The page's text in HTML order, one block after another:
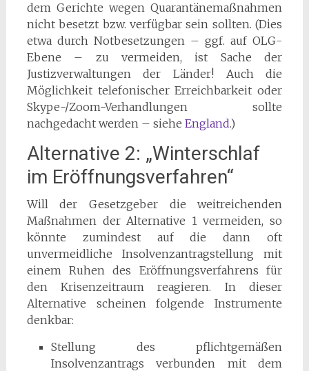
dem Gerichte wegen Quarantänemaßnahmen
nicht besetzt bzw. verfügbar sein sollten. (Dies
etwa durch Notbesetzungen – ggf. auf OLG-
Ebene – zu vermeiden, ist Sache der
Justizverwaltungen der Länder! Auch die
Möglichkeit telefonischer Erreichbarkeit oder
Skype-/Zoom-Verhandlungen sollte
nachgedacht werden – siehe England.)
Alternative 2: „Winterschlaf
im Eröffnungsverfahren“
Will der Gesetzgeber die weitreichenden
Maßnahmen der Alternative 1 vermeiden, so
könnte zumindest auf die dann oft
unvermeidliche Insolvenzantragstellung mit
einem Ruhen des Eröffnungsverfahrens für
den Krisenzeitraum reagieren. In dieser
Alternative scheinen folgende Instrumente
denkbar:
Stellung des pflichtgemäßen
Insolvenzantrags verbunden mit dem